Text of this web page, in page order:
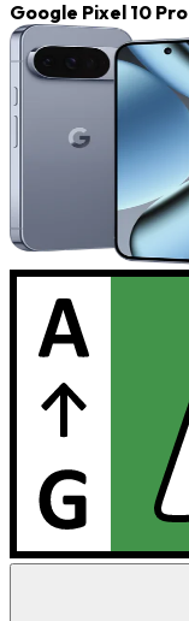
Google Pixel 10 Pro